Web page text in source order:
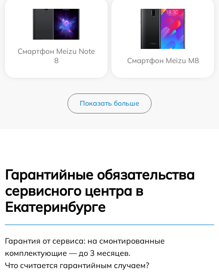
Смартфон Meizu Note
8
Смартфон Meizu M8
Показать больше
Гарантийные обязательства
сервисного центра в
Екатеринбурге
Гарантия от сервиса: на смонтированные
комплектующие — до 3 месяцев.
Что считается гарантийным случаем?